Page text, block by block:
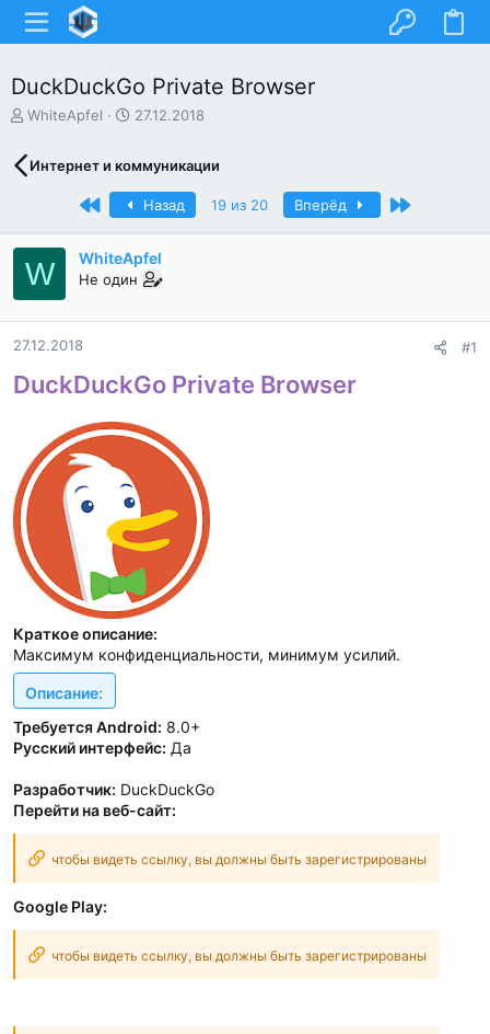
DuckDuckGo Private Browser
А
т
о
е
м
ы
WhiteApfel
Д
а
н
ч
а
л
27.12.2018
Интернет и коммуникации
ПервыйНазад 19 из 20 Вперёд Последний
W WhiteApfel
Не один
27.12.2018 #1
DuckDuckGo Private Browser
Краткое описание:
Максимум конфиденциальности, минимум усилий.
Описание:
Требуется Android: 8.0+
Русский интерфейс: Да
Разработчик: DuckDuckGo
Перейти на веб-сайт:
чтобы видеть ссылку, вы должны быть зарегистрированы
Google Play:
чтобы видеть ссылку, вы должны быть зарегистрированы